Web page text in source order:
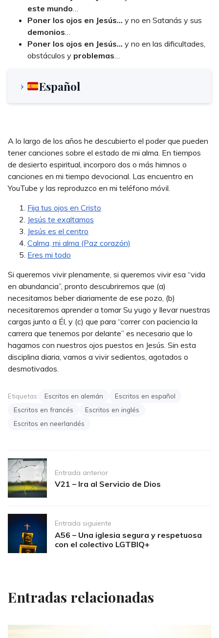
este mundo…
Poner los ojos en Jesús… y no en Satanás y sus
demonios…
Poner los ojos en Jesús… y no en las dificultades,
obstáculos y problemas…
Español
A lo largo de los años he descubierto el poder que pueden
tener canciones sobre el estado de mi alma. En tiempos
de desierto espiritual, incorporo dos o más himnos o
canciones en mi tiempo devocional. Las encuentro en
YouTube y las reproduzco en mi teléfono móvil.
Fija tus ojos en Cristo
Jesús te exaltamos
Jesús es el centro
Calma, mi alma (Paz corazón)
Eres mi todo
Si queremos vivir plenamente, si queremos vivir esa “vida
en abundancia”, pronto descubriremos que (a)
necesitamos beber diariamente de ese pozo, (b)
necesitaremos aprender a tomar Su yugo y llevar nuestras
cargas junto a Él, y (c) que para “correr con paciencia la
carrera que tenemos por delante” es necesario que lo
hagamos con nuestros ojos puestos en Jesús. Sin esta
disciplina diaria, vamos a vivir sedientos, agotados o
desmotivados.
Etiquetas: Escritos en alemán
Escritos en español
Escritos en francés
Escritos en inglés
Escritos en neerlandés
Post
navigationEntrada anterior
V21 – Ira al Servicio de Dios
Entrada siguiente
A56 – Una iglesia segura y respetuosa
con el colectivo LGTBIQ+
Entradas relacionadas